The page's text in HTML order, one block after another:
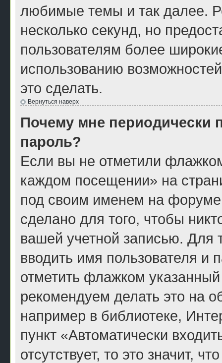
любимые темы и так далее.
несколько секунд, но
пользователям более
использованию
это сделать.
Вернуться наверх
Почему мне периодически
пароль?
Если вы не отметили
каждом посещении» на
под своим именем на
сделано для того, чтобы
вашей учетной записью. Для
вводить имя пользователя
отметить флажком
рекомендуем делать это на
например в библиотеке,
пункт «Автоматически
отсутствует, то это значит,